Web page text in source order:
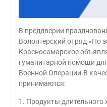
В преддверии
Волонтерский отряд «По
Красносамарское
гуманитарной помощи
Военной Операции.В
принимаются:
1. Продукты длительного